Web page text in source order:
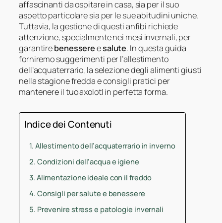
affascinanti da ospitare in casa, sia per il suo
aspetto particolare sia per le sue abitudini uniche.
Tuttavia, la gestione di questi anfibi richiede
attenzione, specialmente nei mesi invernali, per
garantirebenessereesalute. In questa guida
forniremo suggerimenti per l’allestimento
dell’acquaterrario, la selezione degli alimenti giusti
nella stagione fredda e consigli pratici per
mantenere il tuo axolotl in perfetta forma.
Indice dei Contenuti
Allestimento dell’acquaterrario in inverno
Condizioni dell’acqua e igiene
Alimentazione ideale con il freddo
Consigli per salute e benessere
Prevenire stress e patologie invernali